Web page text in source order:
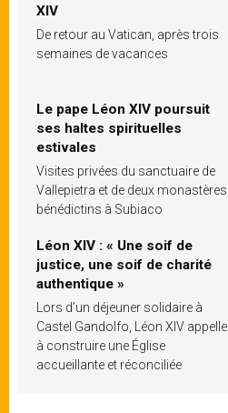
XIV
De retour au Vatican, après trois
semaines de vacances
Le pape Léon XIV poursuit
ses haltes spirituelles
estivales
Visites privées du sanctuaire de
Vallepietra et de deux monastères
bénédictins à Subiaco
Léon XIV : « Une soif de
justice, une soif de charité
authentique »
Lors d’un déjeuner solidaire à
Castel Gandolfo, Léon XIV appelle
à construire une Église
accueillante et réconciliée